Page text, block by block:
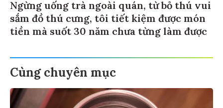
Ngừng uống trà ngoài quán, từ bỏ thú vui
sắm đồ thú cưng, tôi tiết kiệm được món
tiền mà suốt 30 năm chưa từng làm được
Cùng chuyên mục